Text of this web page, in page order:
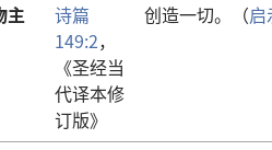
主
诗篇
149:2，
《圣经当
代译本修
订版》
创造一切。（启